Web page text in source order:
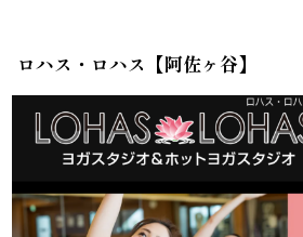
ロハス・ロハス【阿佐ヶ谷】